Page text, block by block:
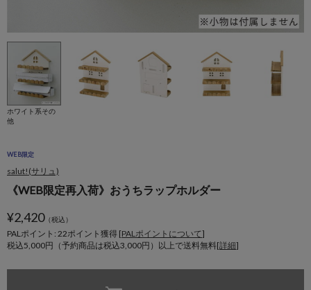
ホワイト系その
他
WEB限定
salut!(サリュ)
《WEB限定再入荷》おうちラップホルダー
¥2,420（税込）
PALポイント: 22ポイント獲得 [PALポイントについて]
税込5,000円（予約商品は税込3,000円）以上で送料無料[詳細]